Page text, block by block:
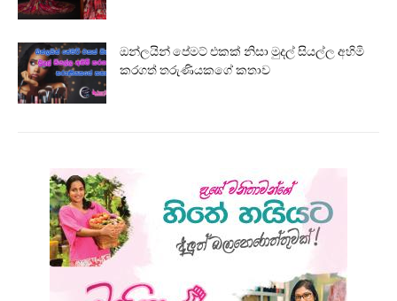
ඔන්ලයින් පේමට් එකක් නිසා මුදල් සියල්ල අහිමි
කරගත් තරුණියකගේ කතාව